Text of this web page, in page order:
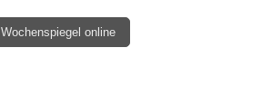
Wochenspiegel online